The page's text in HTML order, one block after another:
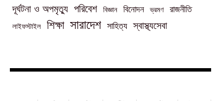
দূর্ঘটনা ও অপমৃত্যু পরিবেশ বিজ্ঞান বিনোদন ভ্রমণ রাজনীতি
লাইফস্টাইল শিক্ষা সারাদেশ সাহিত্য স্বাস্থ্যসেবা